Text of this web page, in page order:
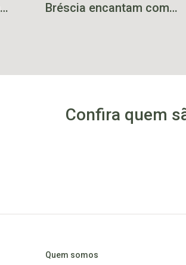
Bréscia encantam com
Confira quem
Quem somos